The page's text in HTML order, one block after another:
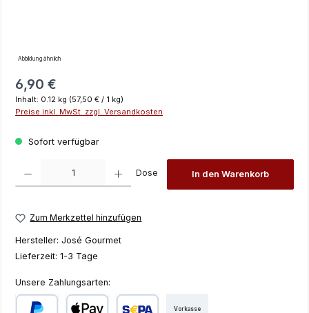
Abbildung ähnlich
Regulärer Preis:
6,90 €
Inhalt: 0.12 kg (57,50 € / 1 kg)
Preise inkl. MwSt. zzgl. Versandkosten
Sofort verfügbar
Dose In den Warenkorb
Zum Merkzettel hinzufügen
Hersteller: José Gourmet
Lieferzeit: 1-3 Tage
Unsere Zahlungsarten:
Vorkasse